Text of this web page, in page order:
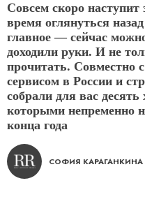
Совсем скоро
время оглянуться
главное — сейчас
доходили руки. И не
прочитать.
сервисом в России и
собрали для вас
которыми непременно
конца года
СОФИЯ КАРАГАНКИНА